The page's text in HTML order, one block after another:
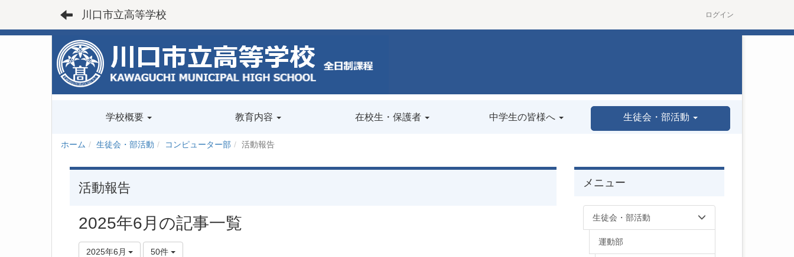
川口市立高等学校 ログイン
学校概要 教育内容 在校生・保護者 中学生の皆様へ 生徒会・部活動
ホーム 生徒会・部活動 コンピューター部 活動報告
活動報告
2025年6月の記事一覧
2025年6月 50件
メニュー
生徒会・部活動
運動部